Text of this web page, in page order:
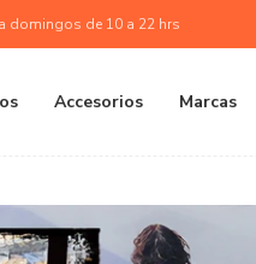
Accesorios Marcas
domingos de 10 a 22 hrs